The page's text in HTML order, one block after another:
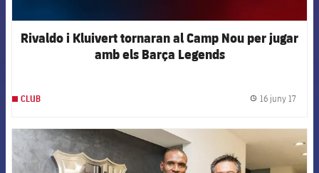
Rivaldo i Kluivert tornaran al Camp Nou per jugar
amb els Barça Legends
CLUB 16 juny 17
FCB Barcelona badge